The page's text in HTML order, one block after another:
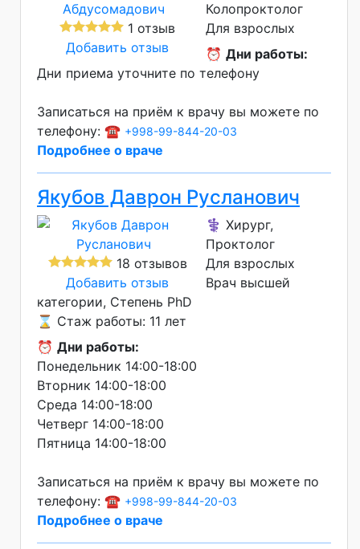
1 отзыв
Добавить отзыв
Колопроктолог
Для взрослых
⏰ Дни работы:
Дни приема уточните по телефону
Записаться на приём к врачу вы можете по
телефону: ☎️ +998-99-844-20-03
Подробнее о враче
Якубов Даврон Русланович
18 отзывов
Добавить отзыв
⚕️ Хирург,
Проктолог
Для взрослых
Врач высшей
категории Степень PhD
⌛ Стаж работы: 11 лет
⏰ Дни работы:
Понедельник 14:00-18:00
Вторник 14:00-18:00
Среда 14:00-18:00
Четверг 14:00-18:00
Пятница 14:00-18:00
Записаться на приём к врачу вы можете по
телефону: ☎️ +998-99-844-20-03
Подробнее о враче